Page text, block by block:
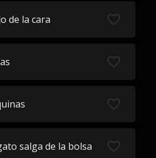
de la cara
salga de la bolsa